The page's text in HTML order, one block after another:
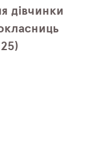
дівчинки